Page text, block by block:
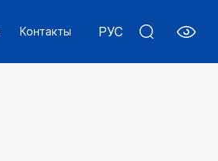
Контакты РУС